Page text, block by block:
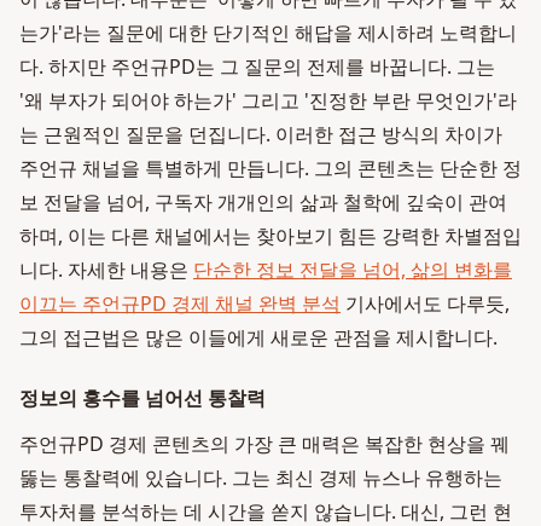
는가'라는 질문에 대한 단기적인 해답을 제시하려 노력합니
다. 하지만 주언규PD는 그 질문의 전제를 바꿉니다. 그는
'왜 부자가 되어야 하는가' 그리고 '진정한 부란 무엇인가'라
는 근원적인 질문을 던집니다. 이러한 접근 방식의 차이가
주언규 채널을 특별하게 만듭니다. 그의 콘텐츠는 단순한 정
보 전달을 넘어, 구독자 개개인의 삶과 철학에 깊숙이 관여
하며, 이는 다른 채널에서는 찾아보기 힘든 강력한 차별점입
니다. 자세한 내용은 단순한 정보 전달을 넘어, 삶의 변화를
이끄는 주언규PD 경제 채널 완벽 분석 기사에서도 다루듯,
그의 접근법은 많은 이들에게 새로운 관점을 제시합니다.
정보의 홍수를 넘어선 통찰력
주언규PD 경제 콘텐츠의 가장 큰 매력은 복잡한 현상을 꿰
뚫는 통찰력에 있습니다. 그는 최신 경제 뉴스나 유행하는
투자처를 분석하는 데 시간을 쏟지 않습니다. 대신, 그런 현